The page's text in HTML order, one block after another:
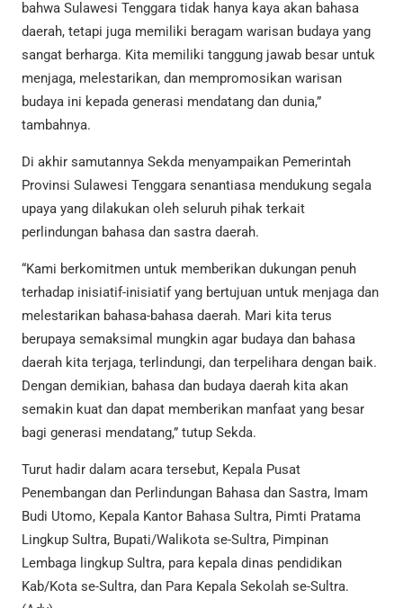
bahwa Sulawesi Tenggara tidak hanya kaya akan bahasa
daerah, tetapi juga memiliki beragam warisan budaya yang
sangat berharga. Kita memiliki tanggung jawab besar untuk
menjaga, melestarikan, dan mempromosikan warisan
budaya ini kepada generasi mendatang dan dunia,”
tambahnya.
Di akhir samutannya Sekda menyampaikan Pemerintah
Provinsi Sulawesi Tenggara senantiasa mendukung segala
upaya yang dilakukan oleh seluruh pihak terkait
perlindungan bahasa dan sastra daerah.
“Kami berkomitmen untuk memberikan dukungan penuh
terhadap inisiatif-inisiatif yang bertujuan untuk menjaga dan
melestarikan bahasa-bahasa daerah. Mari kita terus
berupaya semaksimal mungkin agar budaya dan bahasa
daerah kita terjaga, terlindungi, dan terpelihara dengan baik.
Dengan demikian, bahasa dan budaya daerah kita akan
semakin kuat dan dapat memberikan manfaat yang besar
bagi generasi mendatang,” tutup Sekda.
Turut hadir dalam acara tersebut, Kepala Pusat
Penembangan dan Perlindungan Bahasa dan Sastra, Imam
Budi Utomo, Kepala Kantor Bahasa Sultra, Pimti Pratama
Lingkup Sultra, Bupati/Walikota se-Sultra, Pimpinan
Lembaga lingkup Sultra, para kepala dinas pendidikan
Kab/Kota se-Sultra, dan Para Kepala Sekolah se-Sultra.